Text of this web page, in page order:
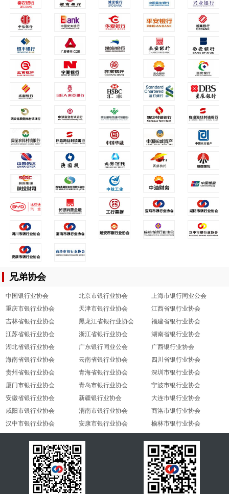
兄弟协会
中国银行业协会 北京市银行业协会
上海市银行同业公会
重庆市银行业协会
天津市银行业协会
江西省银行业协会
吉林省银行业协会
黑龙江省银行业协会
福建省银行业协会
江苏省银行业协会
浙江省银行业协会
湖南省银行业协会
湖北省银行业协会
广东银行同业公会
广西银行业协会
海南省银行业协会
云南省银行业协会
四川省银行业协会
贵州省银行业协会
青海省银行业协会
深圳市银行业协会
厦门市银行业协会
青岛市银行业协会
宁波市银行业协会
安徽省银行业协会
新疆银行业协会
大连市银行业协会
咸阳市银行业协会
渭南市银行业协会
商洛市银行业协会
汉中市银行业协会
安康市银行业协会 榆林市银行业协会